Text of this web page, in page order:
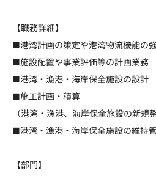
【職務詳細】
■港湾計画の策定や港湾物流機能の
■施設配置や事業評価等の計画業務
■港湾・漁港・海岸保全施設の設計
■施工計画・積算
（港湾・漁港、海岸保全施設の新規
■港湾・漁港・海岸保全施設の維持
【部門】